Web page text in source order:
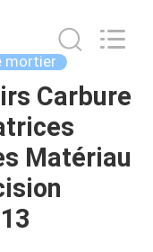
mortier
Carbure
Matériau